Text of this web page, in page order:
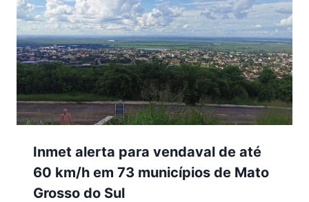
Inmet alerta para vendaval de até
60 km/h em 73 municípios de Mato
Grosso do Sul